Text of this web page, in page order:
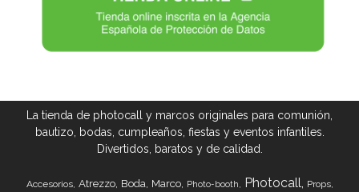
La tienda de photocall y marcos originales para comunión,
bautizo, bodas, cumpleaños, fiestas y eventos infantiles.
Divertidos, baratos y de calidad.
Accesorios Atrezzo Boda Marco Photo-booth Photocall Props